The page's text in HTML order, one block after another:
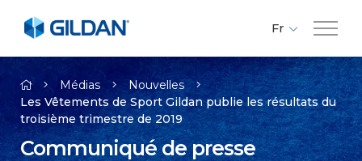
Compagnie
Marques
Fr
En
Es
Médias
Nouvelles
Les Vêtements de Sport Gildan publie les résultats du
troisième trimestre de 2019
Communiqué de presse